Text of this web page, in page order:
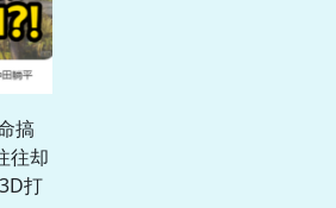
搞
往却
打